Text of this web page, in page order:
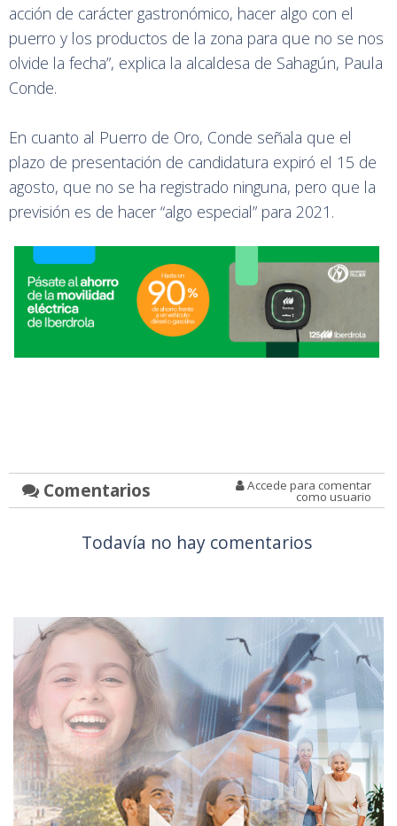
acción de carácter gastronómico, hacer algo con el
puerro y los productos de la zona para que no se nos
olvide la fecha”, explica la alcaldesa de Sahagún, Paula
Conde.
En cuanto al Puerro de Oro, Conde señala que el
plazo de presentación de candidatura expiró el 15 de
agosto, que no se ha registrado ninguna, pero que la
previsión es de hacer “algo especial” para 2021.
Comentarios Accede para comentar
como usuario
Todavía no hay comentarios